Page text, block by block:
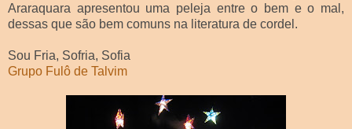
Araraquara apresentou uma peleja entre o bem e o mal,
dessas que são bem comuns na literatura de cordel.
Sou Fria, Sofria, Sofia
Grupo Fulô de Talvim